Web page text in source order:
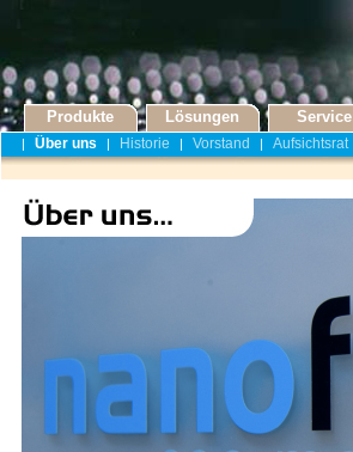
Produkte Lösungen Service
| Über uns | Historie | Vorstand | Aufsichtsrat